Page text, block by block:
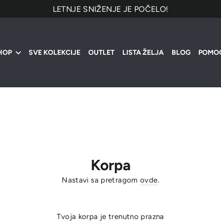
LETNJE SNIŽENJE JE POČELO!
SVE KOLEKCIJE OUTLET LISTA ŽELJA BLOG
Korpa
Nastavi sa pretragom ovde.
Tvoja korpa je trenutno prazna